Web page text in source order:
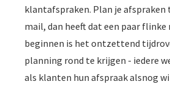
klantafspraken. Plan je
mail, dan heeft dat een paar flinke
beginnen is het ontzettend
planning rond te krijgen - iedere
als klanten hun afspraak alsnog